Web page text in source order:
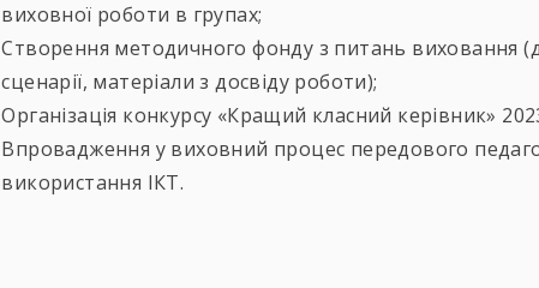
виховної роботи в групах;
Створення методичного фонду з питань виховання
сценарії, матеріали з досвіду роботи);
Організація конкурсу «Кращий класний керівник»
Впровадження у виховний процес передового
використання ІКТ.